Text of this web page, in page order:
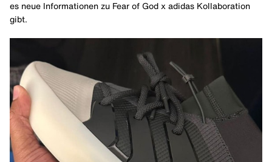
es neue Informationen zu Fear of God x adidas Kollaboration
gibt.